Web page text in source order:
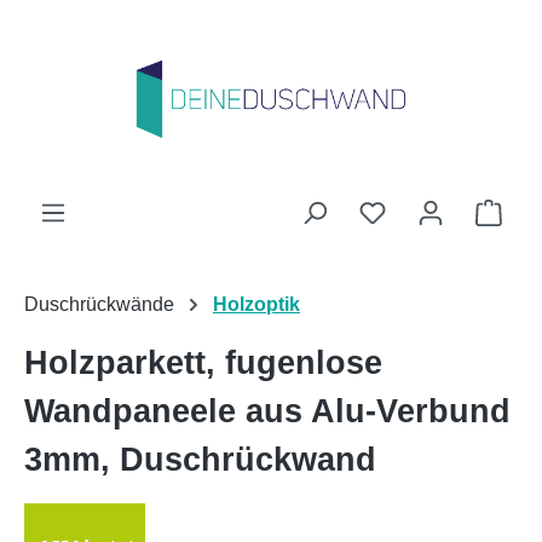
Du hast 0
Duschrückwände Holzoptik
Holzparkett, fugenlose
Wandpaneele aus Alu-Verbund
3mm, Duschrückwand